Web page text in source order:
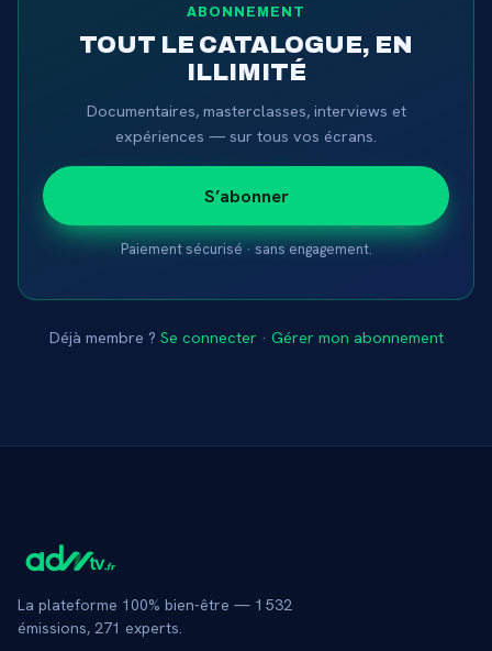
ABONNEMENT
TOUT LE CATALOGUE, EN
ILLIMITÉ
Documentaires, masterclasses, interviews et
expériences — sur tous vos écrans.
S’abonner
Paiement sécurisé · sans engagement.
Déjà membre ? Se connecter · Gérer mon abonnement
La plateforme 100% bien-être — 1 532
émissions, 271 experts.